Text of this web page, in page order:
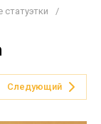
/
Следующий